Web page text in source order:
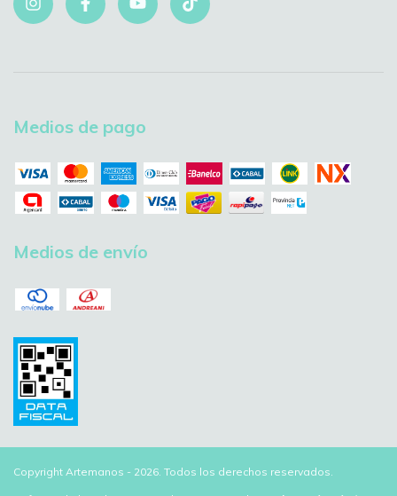
Medios de pago
Medios de envío
Copyright Artemanos - 2026. Todos los derechos reservados.